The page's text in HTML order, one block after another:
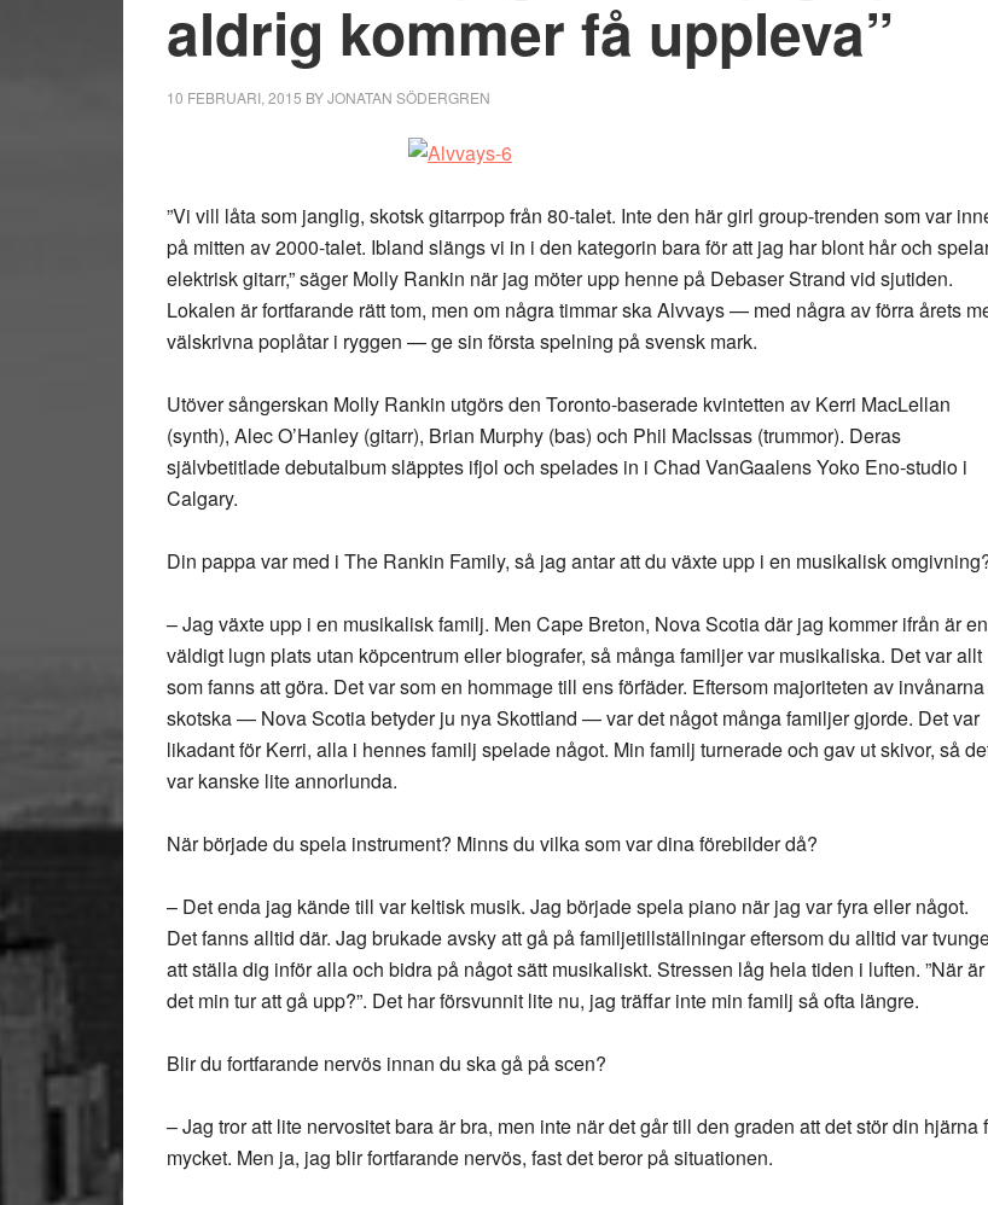
aldrig kommer få uppleva”
10 FEBRUARI, 2015 BYJONATAN SÖDERGREN
”Vi vill låta som janglig, skotsk gitarrpop från 80-talet. Inte den här girl group-trenden som var
på mitten av 2000-talet. Ibland slängs vi in i den kategorin bara för att jag har blont hår och
elektrisk gitarr,” säger Molly Rankin när jag möter upp henne på Debaser Strand vid sjutiden.
Lokalen är fortfarande rätt tom, men om några timmar ska Alvvays — med några av förra årets
välskrivna poplåtar i ryggen — ge sin första spelning på svensk mark.
Utöver sångerskan Molly Rankin utgörs den Toronto-baserade kvintetten av Kerri MacLellan
(synth), Alec O’Hanley (gitarr), Brian Murphy (bas) och Phil MacIssas (trummor). Deras
självbetitlade debutalbum släpptes ifjol och spelades in i Chad VanGaalens Yoko Eno-studio i
Calgary.
Din pappa var med i The Rankin Family, så jag antar att du växte upp i en musikalisk
– Jag växte upp i en musikalisk familj. Men Cape Breton, Nova Scotia där jag kommer ifrån är en
väldigt lugn plats utan köpcentrum eller biografer, så många familjer var musikaliska. Det var allt
som fanns att göra. Det var som en hommage till ens förfäder. Eftersom majoriteten av
skotska — Nova Scotia betyder ju nya Skottland — var det något många familjer gjorde. Det var
likadant för Kerri, alla i hennes familj spelade något. Min familj turnerade och gav ut skivor, så
var kanske lite annorlunda.
När började du spela instrument? Minns du vilka som var dina förebilder då?
– Det enda jag kände till var keltisk musik. Jag började spela piano när jag var fyra eller något.
Det fanns alltid där. Jag brukade avsky att gå på familjetillställningar eftersom du alltid var
att ställa dig inför alla och bidra på något sätt musikaliskt. Stressen låg hela tiden i luften. ”När är
det min tur att gå upp?”. Det har försvunnit lite nu, jag träffar inte min familj så ofta längre.
Blir du fortfarande nervös innan du ska gå på scen?
– Jag tror att lite nervositet bara är bra, men inte när det går till den graden att det stör din hjärna
mycket. Men ja, jag blir fortfarande nervös, fast det beror på situationen.